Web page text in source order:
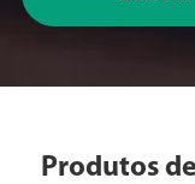
Produtos